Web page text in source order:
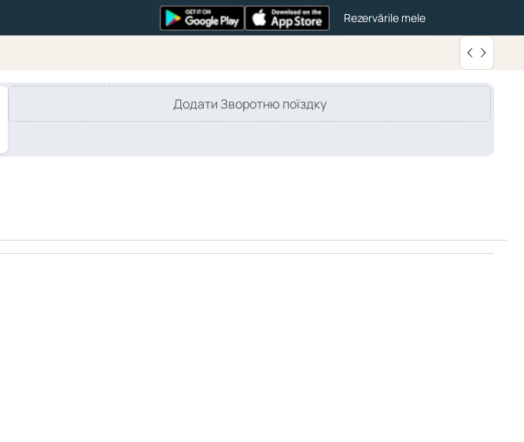
Rezervările mele
Додати Зворотню поїздку